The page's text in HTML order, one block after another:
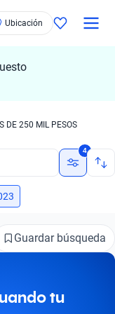
Ubicación
DE 250 MIL PESOS
4
Guardar búsqueda
tu